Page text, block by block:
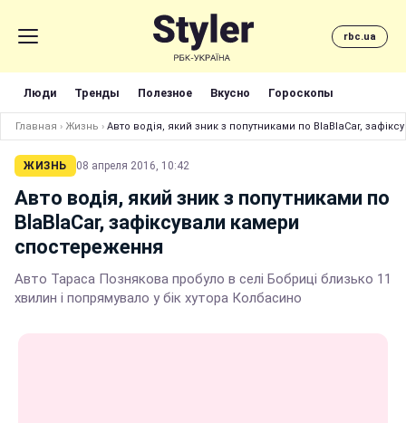
rbc.ua
Люди Тренды Полезное Вкусно Гороскопы
Главная › Жизнь › Авто водія, який зник з попутниками по BlaBlaCar,
ЖИЗНЬ 08 апреля 2016, 10:42
Авто водія, який зник з попутниками по
BlaBlaCar, зафіксували камери
спостереження
Авто Тараса Познякова пробуло в селі Бобриці близько 11
хвилин і попрямувало у бік хутора Колбасино